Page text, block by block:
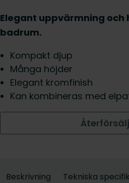
Elegant uppvärmning
badrum.
Kompakt djup
Många höjder
Elegant kromfinish
Kan kombineras med
Beskrivning Tekniska